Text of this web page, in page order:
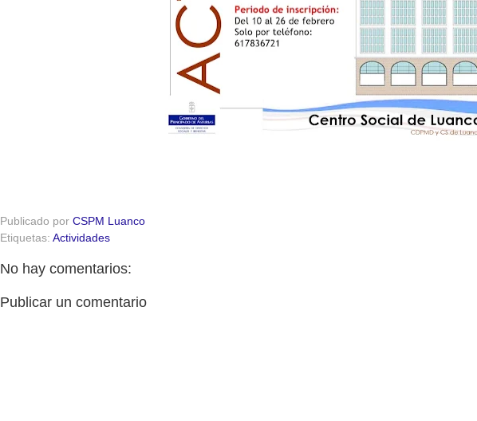
Publicado por CSPM Luanco
Etiquetas: Actividades
No hay comentarios:
Publicar un comentario